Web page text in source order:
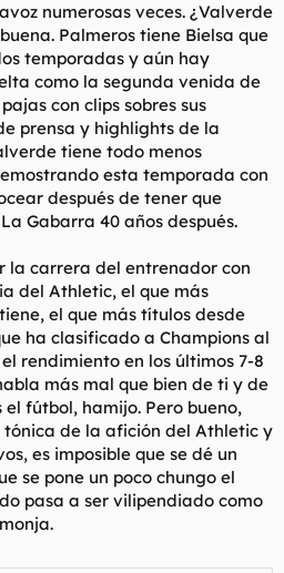
numerosas veces. ¿Valverde
Palmeros tiene Bielsa que
temporadas y aún hay
como la segunda venida de
con clips sobres sus
prensa y highlights de la
tiene todo menos
esta temporada con
después de tener que
Gabarra 40 años después.
la carrera del entrenador con
del Athletic, el que más
el que más títulos desde
ha clasificado a Champions al
rendimiento en los últimos 7-8
más mal que bien de ti y de
el fútbol, hamijo. Pero bueno,
de la afición del Athletic y
es imposible que se dé un
se pone un poco chungo el
pasa a ser vilipendiado como